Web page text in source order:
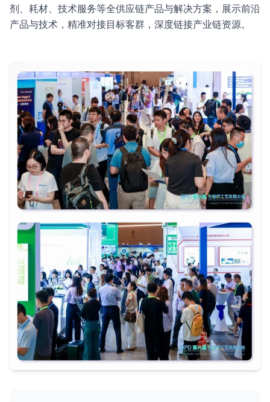
剂、耗材、技术服务等全供应链产品与解决方案，展示前沿
产品与技术，精准对接目标客群，深度链接产业链资源。